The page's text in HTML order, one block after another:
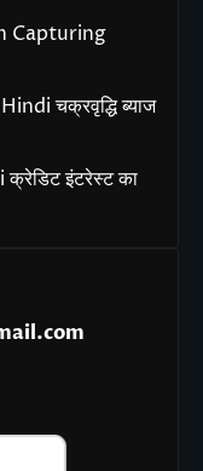
Capturing
चक्रवृद्धि ब्याज
इंटरेस्ट का